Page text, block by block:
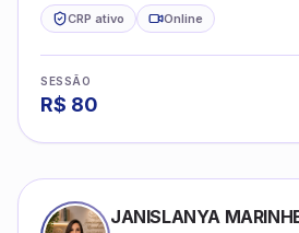
CRP ativo Online
SESSÃO
R$ 80
JANISLANYA